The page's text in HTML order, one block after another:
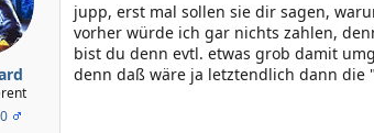
jupp, erst mal sollen sie dir sagen,
vorher würde ich gar nichts zahlen,
bist du denn evtl. etwas grob damit
denn daß wäre ja letztendlich dann